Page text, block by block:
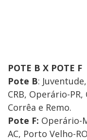
POTE B X POTE F
Pote B:
CRB, Operário-
Corrêa e Remo.
Pote F: Operário-
AC, Porto Velho-